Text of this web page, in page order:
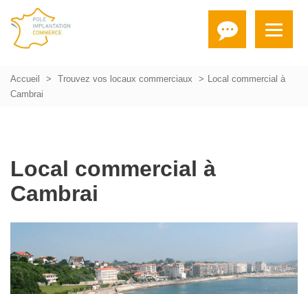
Accueil Trouvez vos locaux commerciaux
Local commercial à
Cambrai
Local commercial à
Cambrai